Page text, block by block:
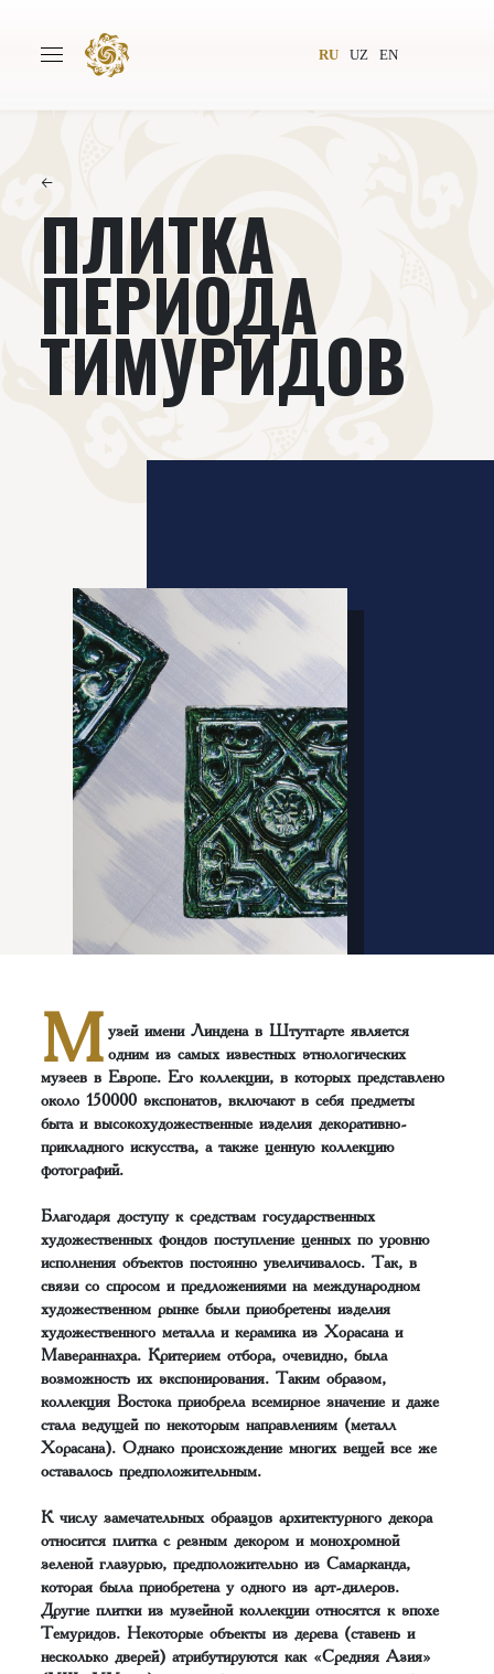
RU UZ EN
Новости
Проекты Подкасты
Книги Видеолекторий
←
ПЛИТКА
ПЕРИОДА
ТИМУРИДОВ‌‌
М узей имени Линдена в Штутгарте является
одним из самых известных этнологических
музеев в Европе. Его коллекции, в которых представлено
около 150000 экспонатов, включают в себя предметы
быта и высокохудожественные изделия декоративно-
прикладного искусства, а также ценную коллекцию
фотографий.
Благодаря доступу к средствам государственных
художественных фондов поступление ценных по уровню
исполнения объектов постоянно увеличивалось. Так, в
связи со спросом и предложениями на международном
художественном рынке были приобретены изделия
художественного металла и керамика из Хорасана и
Мавераннахра. Критерием отбора, очевидно, была
возможность их экспонирования. Таким образом,
коллекция Востока приобрела всемирное значение и даже
стала ведущей по некоторым направлениям (металл
Хорасана). Однако происхождение многих вещей все же
оставалось предположительным.
К числу замечательных образцов архитектурного декора
относится плитка с резным декором и монохромной
зеленой глазурью, предположительно из Самарканда,
которая была приобретена у одного из арт-дилеров.
Другие плитки из музейной коллекции относятся к эпохе
Темуридов. Некоторые объекты из дерева (ставень и
несколько дверей) атрибутируются как «Средняя Азия»